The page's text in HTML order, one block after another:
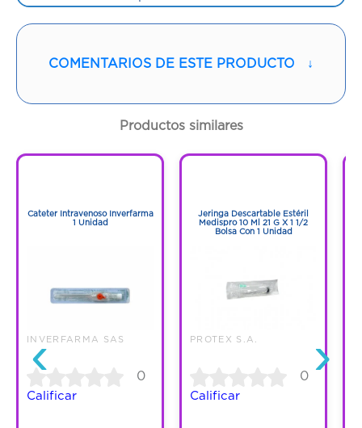
llevar en el bolso, maleta o maletín.
COMENTARIOS DE ESTE PRODUCTO ↓
Productos similares
‹
Cateter Intravenoso Inverfarma
1 Unidad
INVERFARMA SAS
0
Calificar
Jeringa Descartable Estéril
Medispro 10 Ml 21 G X 1 1/2
Bolsa Con 1 Unidad
PROTEX S.A.
0
Calificar
›